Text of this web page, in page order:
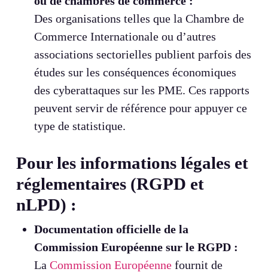
Des organisations telles que la Chambre de
Commerce Internationale ou d’autres
associations sectorielles publient parfois des
études sur les conséquences économiques
des cyberattaques sur les PME. Ces rapports
peuvent servir de référence pour appuyer ce
type de statistique.
Pour les informations légales et
réglementaires (RGPD et
nLPD) :
Documentation officielle de la
Commission Européenne sur le RGPD :
La Commission Européennefournit de